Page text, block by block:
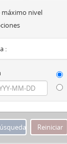
máximo nivel
: